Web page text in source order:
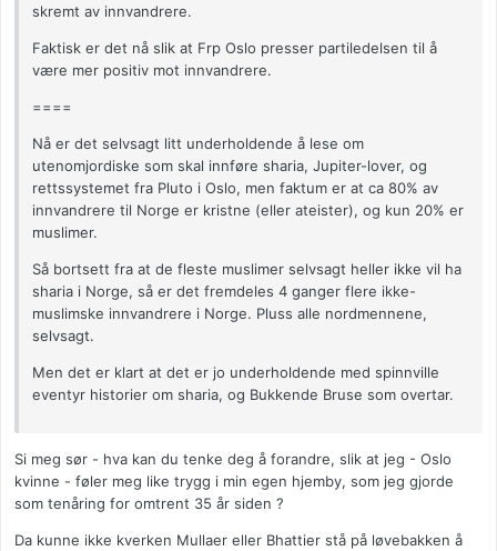
skremt av innvandrere.
Faktisk er det nå slik at Frp Oslo presser partiledelsen til å
være mer positiv mot innvandrere.
====
Nå er det selvsagt litt underholdende å lese om
utenomjordiske som skal innføre sharia, Jupiter-lover, og
rettssystemet fra Pluto i Oslo, men faktum er at ca 80% av
innvandrere til Norge er kristne (eller ateister), og kun 20% er
muslimer.
Så bortsett fra at de fleste muslimer selvsagt heller ikke vil ha
sharia i Norge, så er det fremdeles 4 ganger flere ikke-
muslimske innvandrere i Norge. Pluss alle nordmennene,
selvsagt.
Men det er klart at det er jo underholdende med spinnville
eventyr historier om sharia, og Bukkende Bruse som overtar.
Si meg sør - hva kan du tenke deg å forandre, slik at jeg - Oslo
kvinne - føler meg like trygg i min egen hjemby, som jeg gjorde
som tenåring for omtrent 35 år siden ?
Da kunne ikke kverken Mullaer eller Bhattier stå på løvebakken å